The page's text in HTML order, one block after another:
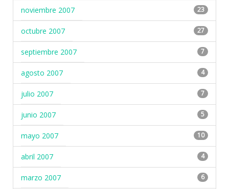
noviembre 2007 23
octubre 2007 27
septiembre 2007 7
agosto 2007 4
julio 2007 7
junio 2007 5
mayo 2007 10
abril 2007 4
marzo 2007 6